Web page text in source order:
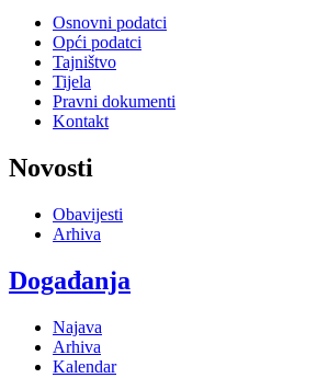
Osnovni podatci
Opći podatci
Tajništvo
Tijela
Pravni dokumenti
Kontakt
Novosti
Obavijesti
Arhiva
Događanja
Najava
Arhiva
Kalendar